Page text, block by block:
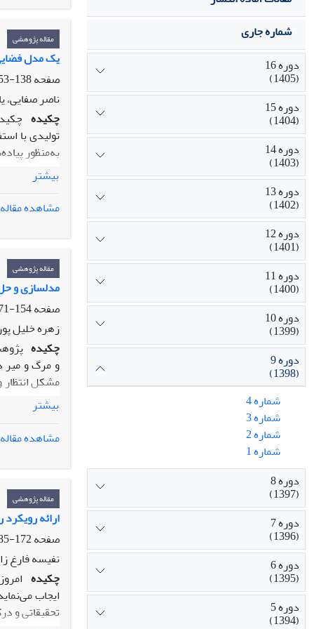
مقاله پژوهشی
یک مدل
صفحه138-153
ناصر صفایی،
چکیده
تولیدی با
به‌منظور
برآورد
نسبت
روش
بیشتر
مشاهده مقاله
مقاله پژوهشی
مدلسازی و
صفحه154-171
زهره خلیل
چکیده
و مرگ و میر
مشکل
شاخص‌های
بیشتر
مشاهده مقاله
مقاله پژوهشی
ارائه
صفحه172-185
نفیسه فارغ
چکیده
ایجاب
تحقیقاتی و
شماره جاری
دوره 16
(1405)
دوره 15
(1404)
دوره 14
(1403)
دوره 13
(1402)
دوره 12
(1401)
دوره 11
(1400)
دوره 10
(1399)
دوره 9
(1398)
شماره 4
شماره 3
شماره 2
شماره 1
دوره 8
(1397)
دوره 7
(1396)
دوره 6
(1395)
دوره 5
(1394)